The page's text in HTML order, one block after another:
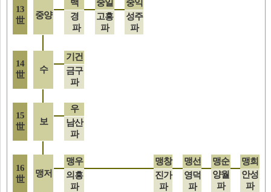
13
世
중양
백 중일
중익
경
파
고흥
파
성주
파
14
世
수
기건
금구
파
15
世
보
우
남산
파
16
世
맹저
맹우 맹창 맹선 맹순
맹희
의흥
파
진가
파
영덕
파
양월
파
안성
파